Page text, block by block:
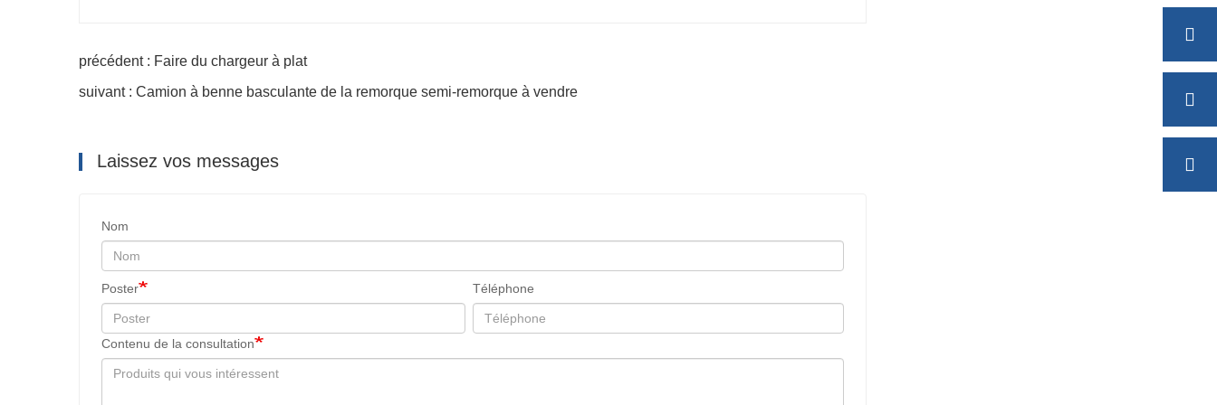
précédent : Faire du chargeur à plat
suivant : Camion à benne basculante de la remorque semi-remorque à vendre
Laissez vos messages
Nom
Poster Téléphone
Contenu de la consultation